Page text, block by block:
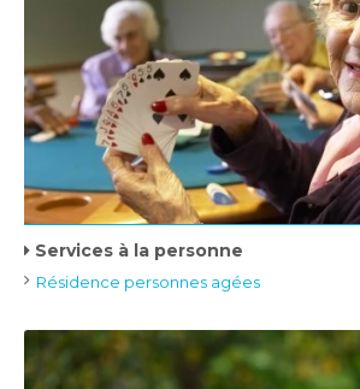
Services à la personne
Résidence personnes agées